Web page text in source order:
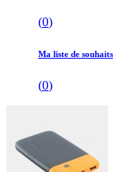
(0)
Ma liste de souhaits
(0)